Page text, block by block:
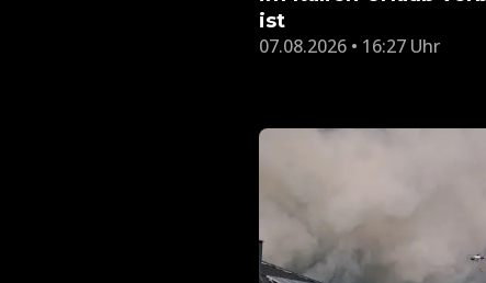
ist
07.08.2026 • 16:27 Uhr